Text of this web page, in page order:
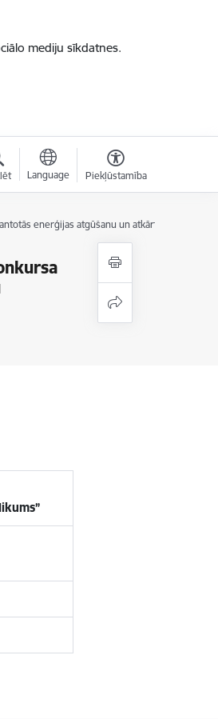
mediju sīkdatnes.
Language Piekļūstamība
enerģijas atgūšanu un atkārtotu